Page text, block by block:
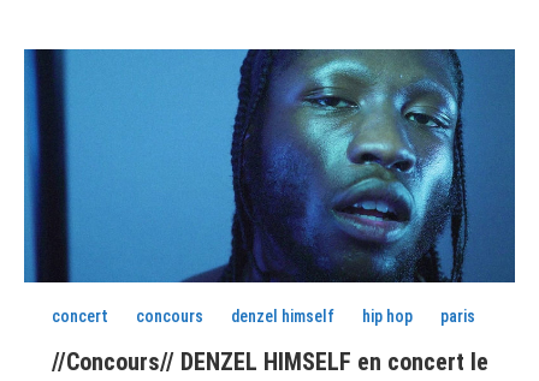
concert concours denzel himself hip hop paris
//Concours// DENZEL HIMSELF en concert le